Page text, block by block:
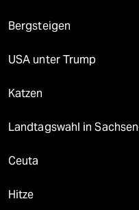
Bergsteigen
USA unter Trump
Katzen
Landtagswahl in
Ceuta
Hitze